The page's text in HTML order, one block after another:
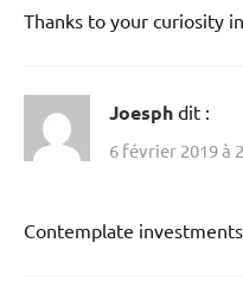
Thanks to your curiosity
Joesph dit :
6 février 2019 à
Contemplate